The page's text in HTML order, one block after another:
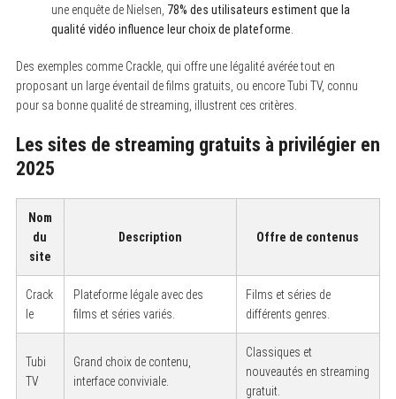
une enquête de Nielsen, 78% des utilisateurs estiment que la
qualité vidéo influence leur choix de plateforme
Des exemples comme Crackle, qui offre une légalité avérée tout en
proposant un large éventail de films gratuits, ou encore Tubi TV, connu
pour sa bonne qualité de streaming, illustrent ces critères.
Les sites de streaming gratuits à privilégier en
2025
Nom
du
site
Description Offre de contenus
Crack
le
Plateforme légale avec des
films et séries variés.
Films et séries de
différents genres.
Tubi
TV
Grand choix de contenu,
interface conviviale.
Classiques et
nouveautés en streaming
gratuit.